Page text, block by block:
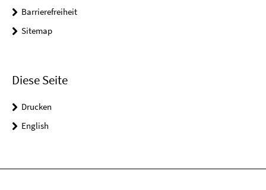
Barrierefreiheit
Sitemap
Diese Seite
Drucken
English